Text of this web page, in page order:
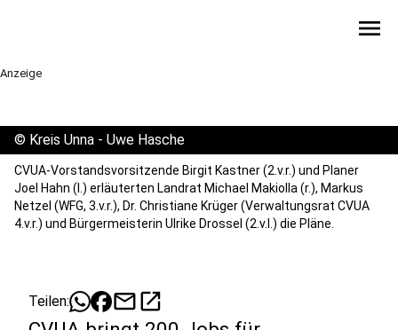
menu
Anzeige
© Kreis Unna - Uwe Hasche
CVUA-Vorstandsvorsitzende Birgit Kastner (2.v.r.) und Planer
Joel Hahn (l.) erläuterten Landrat Michael Makiolla (r.), Markus
Netzel (WFG, 3.v.r.), Dr. Christiane Krüger (Verwaltungsrat CVUA
4.v.r.) und Bürgermeisterin Ulrike Drossel (2.v.l.) die Pläne.
Teilen: mailopen_in_new